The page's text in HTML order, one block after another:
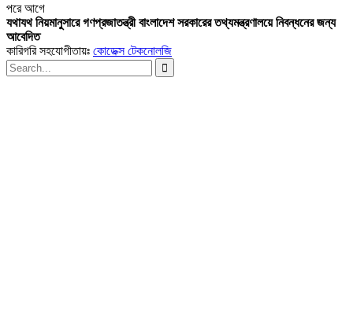
পরেআগে
যথাযথ নিয়মানুসারে গণপ্রজাতন্ত্রী বাংলাদেশ সরকারের তথ্যমন্ত্রণালয়ে নিবন্ধনের জন্য
আবেদিত
কারিগরি সহযোগীতায়ঃ কোডেক্স টেকনোলজি